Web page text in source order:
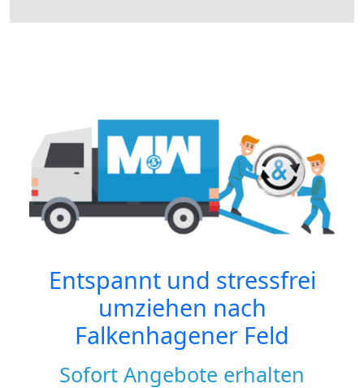
Entspannt und stressfrei
umziehen nach
Falkenhagener Feld
Sofort Angebote erhalten